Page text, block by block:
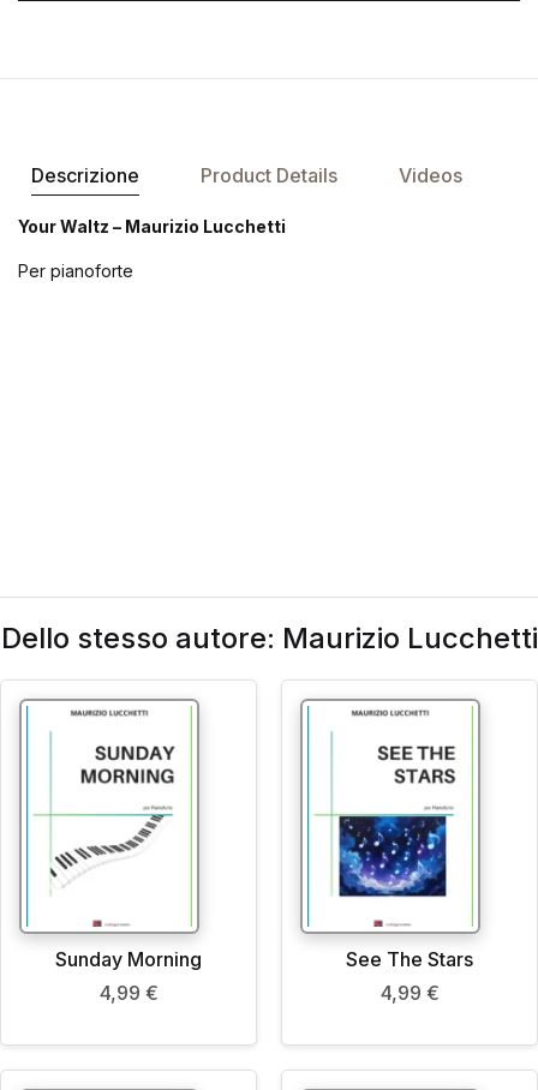
Descrizione Product Details Videos
Your Waltz – Maurizio Lucchetti
Per pianoforte
Dello stesso autore: Maurizio Lucchetti
Sunday Morning
4,99 €
See The Stars
4,99 €